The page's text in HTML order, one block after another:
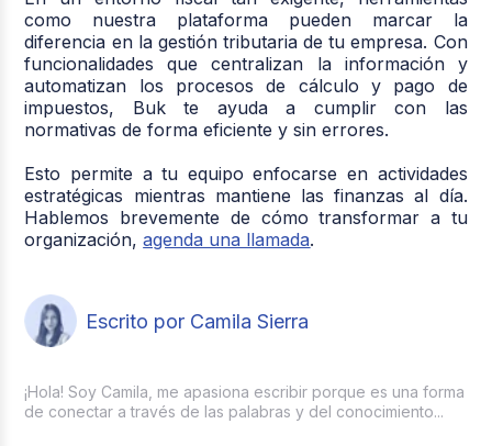
como nuestra plataforma pueden marcar la
diferencia en la gestión tributaria de tu empresa. Con
funcionalidades que centralizan la información y
automatizan los procesos de cálculo y pago de
impuestos, Buk te ayuda a cumplir con las
normativas de forma eficiente y sin errores.
Esto permite a tu equipo enfocarse en actividades
estratégicas mientras mantiene las finanzas al día.
Hablemos brevemente de cómo transformar a tu
organización,agenda una llamada.
Escrito por Camila Sierra
¡Hola! Soy Camila, me apasiona escribir porque es una forma
de conectar a través de las palabras y del conocimiento...